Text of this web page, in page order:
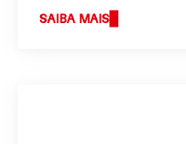
uma economia circular.
SAIBA MAIS